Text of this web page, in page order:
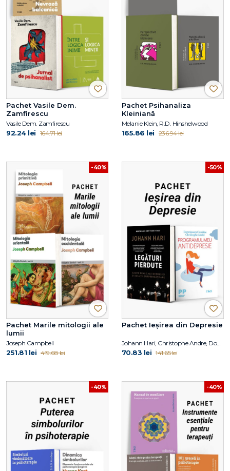
Pachet Vasile Dem.
Zamfirescu
Vasile Dem. Zamfirescu
92.24 lei 164.71 lei
Pachet Psihanaliza
Kleiniană
Melanie Klein, R.D. Hinshelwood
165.86 lei 236.94 lei
-40%
Pachet Marile mitologii ale
lumii
Joseph Campbell
251.81 lei 419.68 lei
-50%
Pachet Ieșirea din Depresie
Johann Hari, Christophe Andre, Domnișoara Caroline
70.83 lei 141.65 lei
-40% -40%